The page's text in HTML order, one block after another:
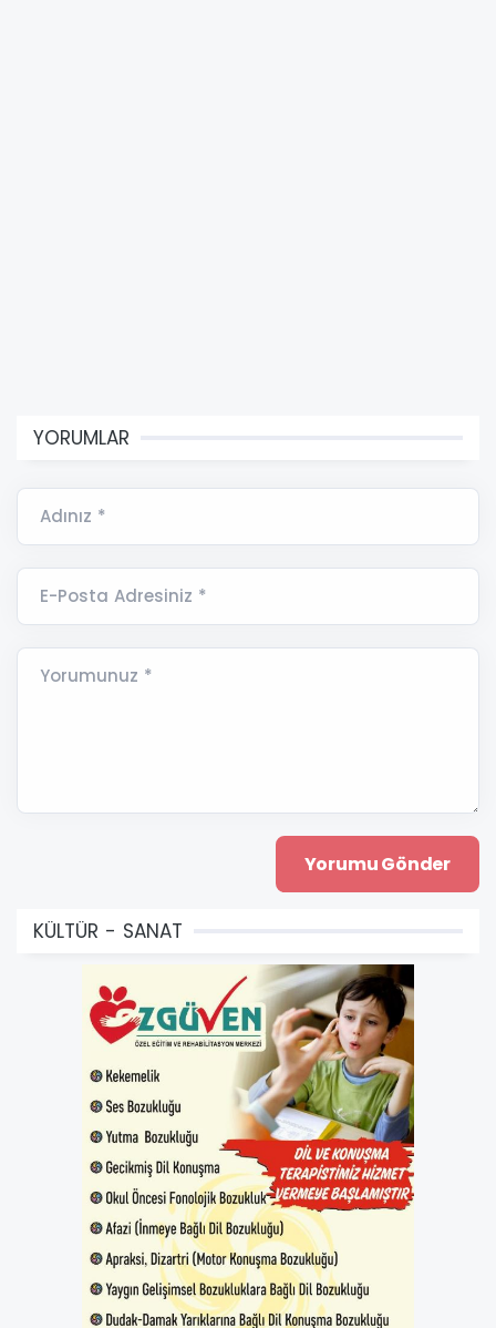
YORUMLAR
Adınız *
E-Posta Adresiniz *
Yorumunuz *
KÜLTÜR - SANAT